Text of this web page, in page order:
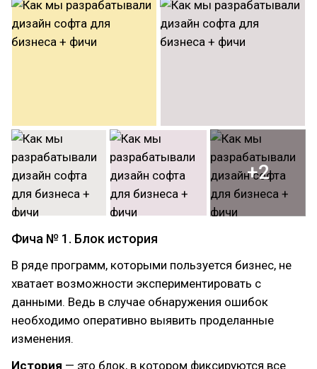
+2
Фича № 1. Блок история
В ряде программ, которыми пользуется бизнес, не
хватает возможности экспериментировать с
данными. Ведь в случае обнаружения ошибок
необходимо оперативно выявить проделанные
изменения.
История — это блок, в котором фиксируются все